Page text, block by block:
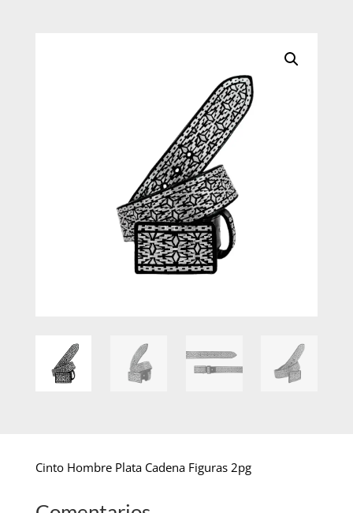
Cinto Hombre Plata Cadena Figuras 2pg